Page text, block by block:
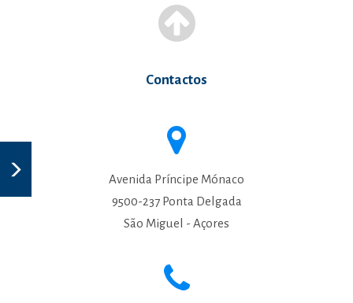
Contactos
Avenida Príncipe Mónaco
9500-237 Ponta Delgada
São Miguel - Açores